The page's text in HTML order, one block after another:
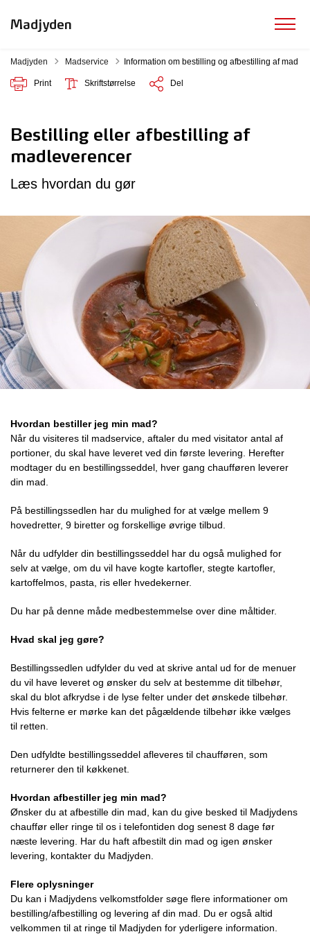
Madjyden
Madjyden Tilbage til
Madservice Information om bestilling og afbestilling af mad
Print Skriftstørrelse Del
Bestilling eller afbestilling af
madleverencer
Læs hvordan du gør
Hvordan bestiller jeg min mad?
Når du visiteres til madservice, aftaler du med visitator antal af
portioner, du skal have leveret ved din første levering. Herefter
modtager du en bestillingsseddel, hver gang chaufføren leverer
din mad.
På bestillingssedlen har du mulighed for at vælge mellem 9
hovedretter, 9 biretter og forskellige øvrige tilbud.
Når du udfylder din bestillingsseddel har du også mulighed for
selv at vælge, om du vil have kogte kartofler, stegte kartofler,
kartoffelmos, pasta, ris eller hvedekerner.
Du har på denne måde medbestemmelse over dine måltider.
Hvad skal jeg gøre?
Bestillingssedlen udfylder du ved at skrive antal ud for de menuer
du vil have leveret og ønsker du selv at bestemme dit tilbehør,
skal du blot afkrydse i de lyse felter under det ønskede tilbehør.
Hvis felterne er mørke kan det pågældende tilbehør ikke vælges
til retten.
Den udfyldte bestillingsseddel afleveres til chaufføren, som
returnerer den til køkkenet.
Hvordan afbestiller jeg min mad?
Ønsker du at afbestille din mad, kan du give besked til Madjydens
chauffør eller ringe til os i telefontiden dog senest 8 dage før
næste levering. Har du haft afbestilt din mad og igen ønsker
levering, kontakter du Madjyden.
Flere oplysninger
Du kan i Madjydens velkomstfolder søge flere informationer om
bestilling/afbestilling og levering af din mad. Du er også altid
velkommen til at ringe til Madjyden for yderligere information.